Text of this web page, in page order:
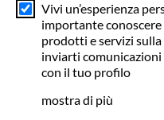
Vivi un’esperienza
importante
prodotti e servizi sulla
inviarti
con il tuo profilo
mostra di più